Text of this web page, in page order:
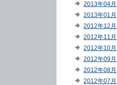
2013年04月
2013年01月
2012年12月
2012年11月
2012年10月
2012年09月
2012年08月
2012年07月